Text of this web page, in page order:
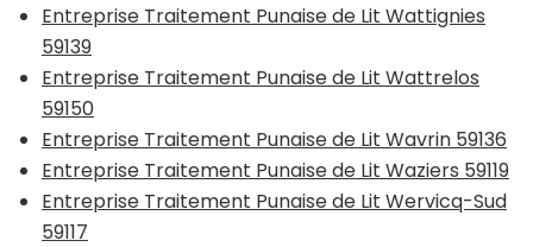
Entreprise Traitement Punaise de Lit Wattignies
59139
Entreprise Traitement Punaise de Lit Wattrelos
59150
Entreprise Traitement Punaise de Lit Wavrin 59136
Entreprise Traitement Punaise de Lit Waziers 59119
Entreprise Traitement Punaise de Lit Wervicq-Sud
59117